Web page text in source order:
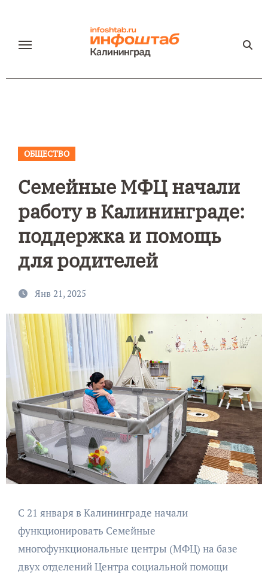
содержанию
ОБЩЕСТВО
Семейные МФЦ начали
работу в Калининграде:
поддержка и помощь
для родителей
Янв 21, 2025
С 21 января в Калининграде начали
функционировать Семейные
многофункциональные центры (МФЦ) на базе
двух отделений Центра социальной помощи